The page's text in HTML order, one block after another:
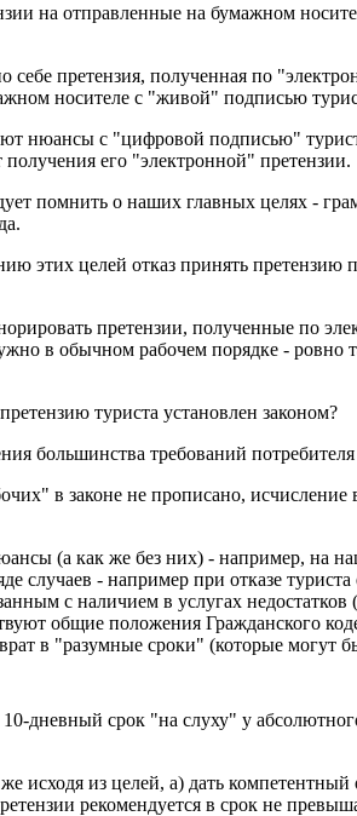
на отправленные на бумажном
себе претензия, полученная по
носителе с "живой" подписью
нюансы с "цифровой подписью"
получения его "электронной" претензии.
помнить о наших главных целях -
этих целей отказ принять претензию
претензии, полученные по
в обычном рабочем порядке - ровно
туриста установлен законом?
большинства требований
в законе не прописано, исчисление
(а как же без них) - например, на
случаев - например при отказе
с наличием в услугах недостатков
общие положения Гражданского
в "разумные сроки" (которые могут
дневный срок "на слуху" у
исходя из целей, а) дать компетентный
рекомендуется в срок не